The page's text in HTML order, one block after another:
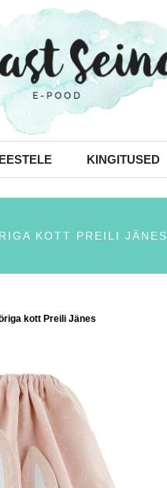
KINGITUSED
KOTT PREILI JÄNES
kott Preili Jänes